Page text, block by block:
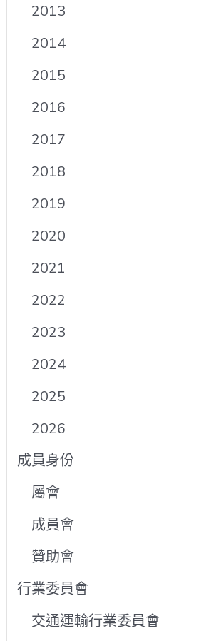
2013
2014
2015
2016
2017
2018
2019
2020
2021
2022
2023
2024
2025
2026
成員身份
屬會
成員會
贊助會
行業委員會
交通運輸行業委員會